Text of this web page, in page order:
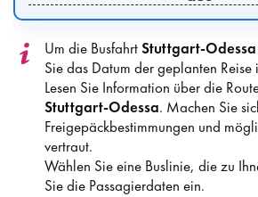
Um die BusfahrtStuttgart-Odessa
Sie das Datum der geplanten Reise
Lesen Sie Information über die
Stuttgart-Odessa. Machen Sie
Freigepäckbestimmungen und
vertraut.
Wählen Sie eine Buslinie, die zu
Sie die Passagierdaten ein.